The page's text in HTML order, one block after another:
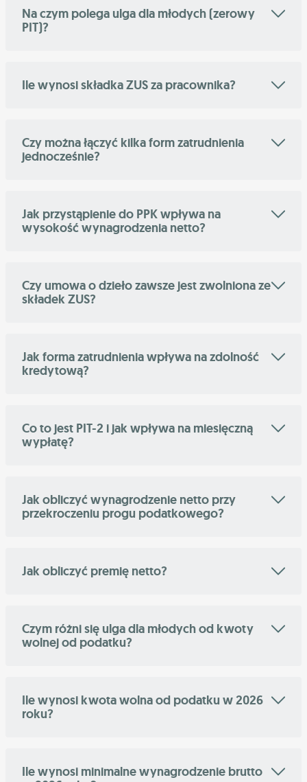
Na czym polega ulga dla młodych (zerowy
PIT)?
Ile wynosi składka ZUS za pracownika?
Czy można łączyć kilka form zatrudnienia
jednocześnie?
Jak przystąpienie do PPK wpływa na
wysokość wynagrodzenia netto?
Czy umowa o dzieło zawsze jest zwolniona ze
składek ZUS?
Jak forma zatrudnienia wpływa na zdolność
kredytową?
Co to jest PIT-2 i jak wpływa na miesięczną
wypłatę?
Jak obliczyć wynagrodzenie netto przy
przekroczeniu progu podatkowego?
Jak obliczyć premię netto?
Czym różni się ulga dla młodych od kwoty
wolnej od podatku?
Ile wynosi kwota wolna od podatku w 2026
roku?
Ile wynosi minimalne wynagrodzenie brutto